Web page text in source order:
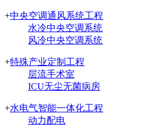
+中央空调通风系统工程
水冷中央空调系统
风冷中央空调系统
+特殊产业定制工程
层流手术室
ICU无尘无菌病房
+水电气智能一体化工程
动力配电